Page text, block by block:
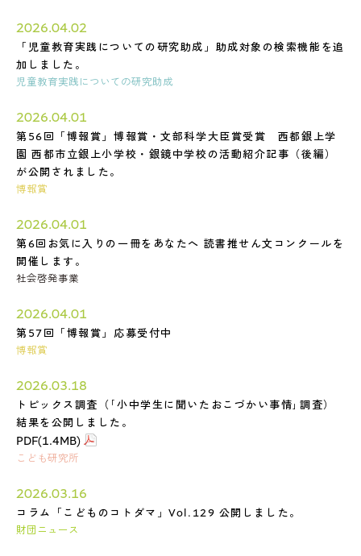
2026.04.02
「児童教育実践についての研究助成」助成対象の検索機能を追
加しました。
児童教育実践についての研究助成
2026.04.01
第56回「博報賞」博報賞・文部科学大臣賞受賞 西都銀上学
園 西都市立銀上小学校・銀鏡中学校の活動紹介記事（後編）
が公開されました。
博報賞
2026.04.01
第6回お気に入りの一冊をあなたへ 読書推せん文コンクールを
開催します。
社会啓発事業
2026.04.01
第57回「博報賞」応募受付中
博報賞
2026.03.18
トピックス調査（｢小中学生に聞いたおこづかい事情｣調査）
結果を公開しました。
PDF(1.4MB)
こども研究所
2026.03.16
コラム「こどものコトダマ」Vol.129 公開しました。
財団ニュース